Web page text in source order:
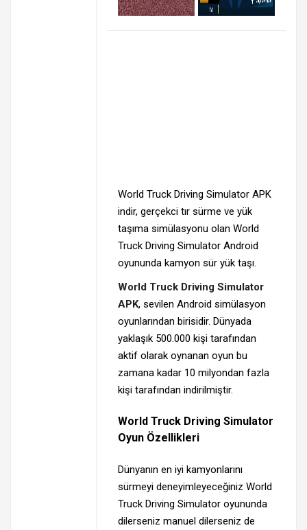
World Truck Driving Simulator APK
indir, gerçekci tır sürme ve yük
taşıma simülasyonu olan World
Truck Driving Simulator Android
oyununda kamyon sür yük taşı.
World Truck Driving Simulator
APK, sevilen Android simülasyon
oyunlarından birisidir. Dünyada
yaklaşık 500.000 kişi tarafından
aktif olarak oynanan oyun bu
zamana kadar 10 milyondan fazla
kişi tarafından indirilmiştir.
World Truck Driving Simulator
Oyun Özellikleri
Dünyanın en iyi kamyonlarını
sürmeyi deneyimleyeceğiniz World
Truck Driving Simulator oyununda
dilerseniz manuel dilerseniz de